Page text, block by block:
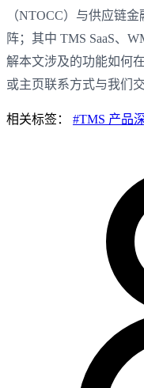
（NTOCC）与供应链
阵；其中 TMS SaaS、
解本文涉及的功能如何
或主页联系方式与我们交
相关标签： #TMS 产品